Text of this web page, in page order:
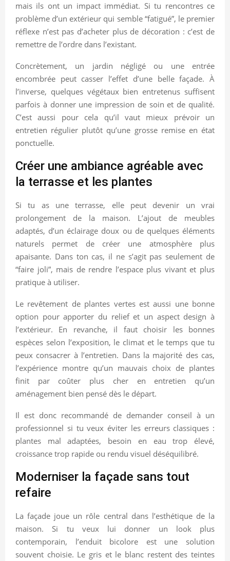
mais ils ont un impact immédiat. Si tu rencontres ce
problème d’un extérieur qui semble “fatigué”, le premier
réflexe n’est pas d’acheter plus de décoration : c’est de
remettre de l’ordre dans l’existant.
Concrètement, un jardin négligé ou une entrée
encombrée peut casser l’effet d’une belle façade. À
l’inverse, quelques végétaux bien entretenus suffisent
parfois à donner une impression de soin et de qualité.
C’est aussi pour cela qu’il vaut mieux prévoir un
entretien régulier plutôt qu’une grosse remise en état
ponctuelle.
Créer une ambiance agréable avec
la terrasse et les plantes
Si tu as une terrasse, elle peut devenir un vrai
prolongement de la maison. L’ajout de meubles
adaptés, d’un éclairage doux ou de quelques éléments
naturels permet de créer une atmosphère plus
apaisante. Dans ton cas, il ne s’agit pas seulement de
“faire joli”, mais de rendre l’espace plus vivant et plus
pratique à utiliser.
Le revêtement de plantes vertes est aussi une bonne
option pour apporter du relief et un aspect design à
l’extérieur. En revanche, il faut choisir les bonnes
espèces selon l’exposition, le climat et le temps que tu
peux consacrer à l’entretien. Dans la majorité des cas,
l’expérience montre qu’un mauvais choix de plantes
finit par coûter plus cher en entretien qu’un
aménagement bien pensé dès le départ.
Il est donc recommandé de demander conseil à un
professionnel si tu veux éviter les erreurs classiques :
plantes mal adaptées, besoin en eau trop élevé,
croissance trop rapide ou rendu visuel déséquilibré.
Moderniser la façade sans tout
refaire
La façade joue un rôle central dans l’esthétique de la
maison. Si tu veux lui donner un look plus
contemporain, l’enduit bicolore est une solution
souvent choisie. Le gris et le blanc restent des teintes